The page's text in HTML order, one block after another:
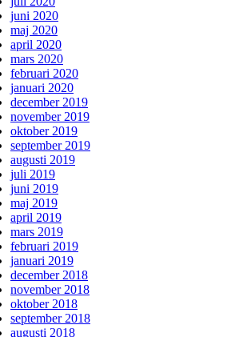
juni 2020
maj 2020
april 2020
mars 2020
februari 2020
januari 2020
december 2019
november 2019
oktober 2019
september 2019
augusti 2019
juli 2019
juni 2019
maj 2019
april 2019
mars 2019
februari 2019
januari 2019
december 2018
november 2018
oktober 2018
september 2018
augusti 2018